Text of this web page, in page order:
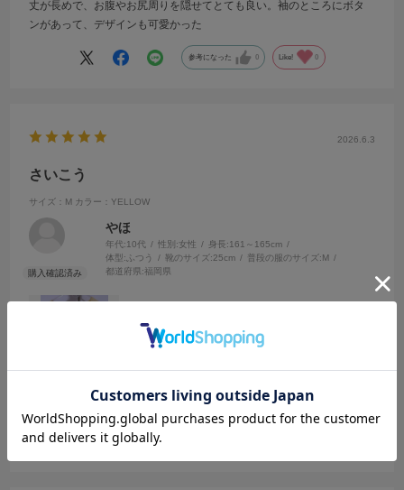
丈が長めで、お腹やお尻周りを隠せてとても良い。袖のところにボタ
ンがあって、デザインも可愛かった
参考になった 0 Like! 0
2026.6.3
さいこう
サイズ：M カラー：YELLOW
やほ
年代:10代 性別:女性 身長:161～165cm
体型: ふつう 靴のサイズ:25cm 普段の服のサイズ:M
都道府県:福岡県
可愛すぎて一目惚れ。たくさん褒められました🥹💞💞